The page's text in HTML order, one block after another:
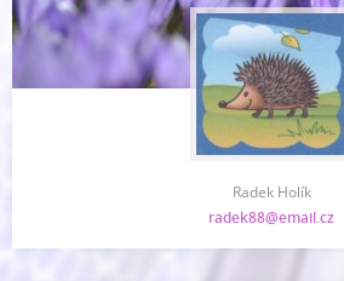
Radek Holík
radek88@email.cz